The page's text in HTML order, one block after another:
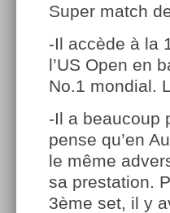
Super match
-Il accède à la
l’US Open en
No.1 mondial.
-Il a beaucoup
pense qu’en
le même
sa prestation.
3ème set, il y